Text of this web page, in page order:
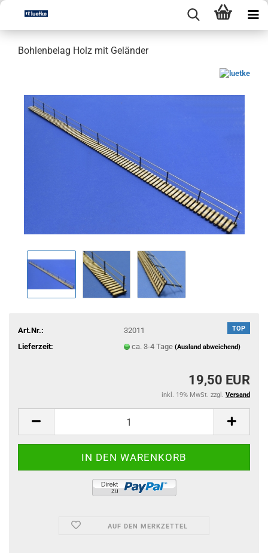
Bohlenbelag Holz mit Geländer
TOP
Art.Nr.:
32011
Lieferzeit:
ca. 3-4 Tage (Ausland abweichend)
19,50 EUR
inkl. 19% MwSt. zzgl. Versand
AUF DEN MERKZETTEL